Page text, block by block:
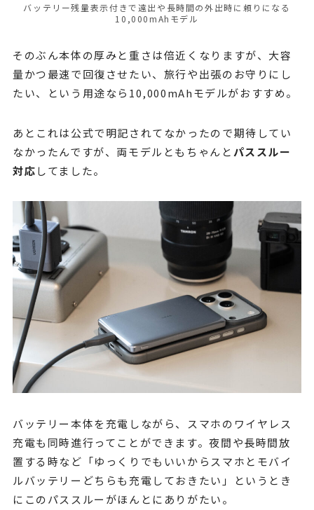
バッテリー残量表示付きで遠出や長時間の外出時に頼りになる
10,000mAhモデル
そのぶん本体の厚みと重さは倍近くなりますが、大容
量かつ最速で回復させたい、旅行や出張のお守りにし
たい、という用途なら10,000mAhモデルがおすすめ。
あとこれは公式で明記されてなかったので期待してい
なかったんですが、両モデルともちゃんと パススルー
対応してました。
バッテリー本体を充電しながら、スマホのワイヤレス
充電も同時進行ってことができます。夜間や長時間放
置する時など「ゆっくりでもいいからスマホとモバイ
ルバッテリーどちらも充電しておきたい」というとき
にこのパススルーがほんとにありがたい。